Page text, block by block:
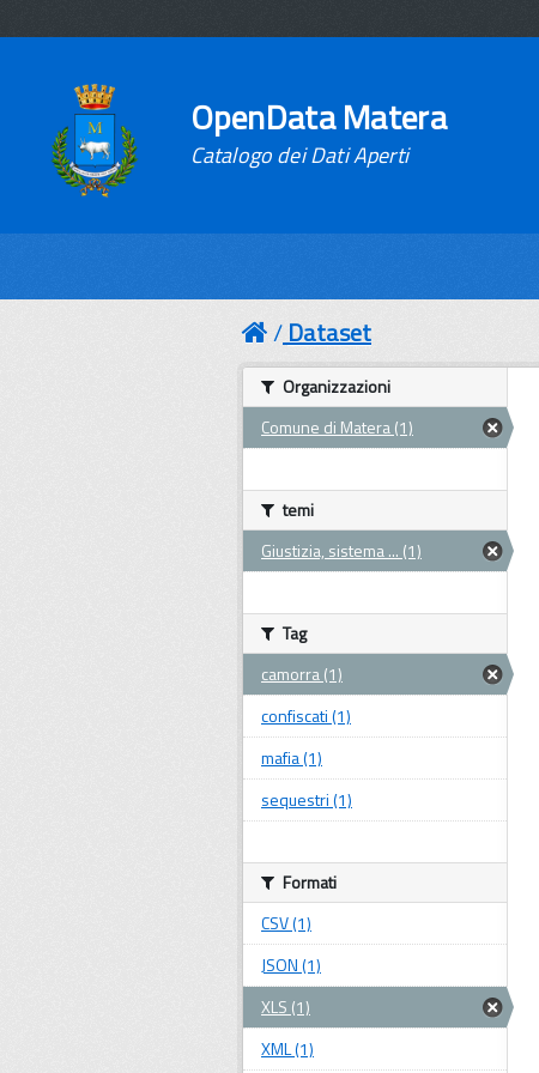
OpenData Matera
Catalogo dei Dati Aperti
Dataset
Organizzazioni
Comune di Matera (1)
temi
Giustizia, sistema ... (1)
Tag
camorra (1)
confiscati (1)
mafia (1)
sequestri (1)
Formati
CSV (1)
JSON (1)
XLS (1)
XML (1)